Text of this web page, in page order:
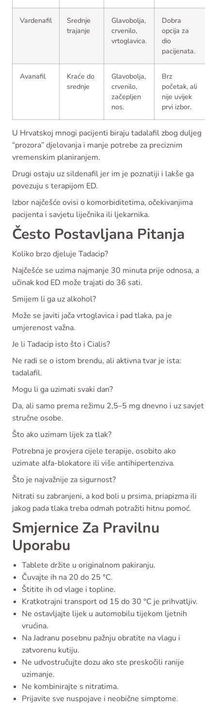
Vardenafil
Srednje
trajanje
Glavobolja,
crvenilo,
vrtoglavica.
Dobra
opcija za
dio
pacijenata.
Avanafil
Kraće do
srednje
Glavobolja,
crvenilo,
začepljen
nos.
Brz
početak, ali
nije uvijek
prvi izbor.
U Hrvatskoj mnogi pacijenti biraju tadalafil zbog duljeg
“prozora” djelovanja i manje potrebe za preciznim
vremenskim planiranjem.
Drugi ostaju uz sildenafil jer im je poznatiji i lakše ga
povezuju s terapijom ED.
Izbor najčešće ovisi o komorbiditetima, očekivanjima
pacijenta i savjetu liječnika ili ljekarnika.
Često Postavljana Pitanja
Koliko brzo djeluje Tadacip?
Najčešće se uzima najmanje 30 minuta prije odnosa, a
učinak kod ED može trajati do 36 sati.
Smijem li ga uz alkohol?
Može se javiti jača vrtoglavica i pad tlaka, pa je
umjerenost važna.
Je li Tadacip isto što i Cialis?
Ne radi se o istom brendu, ali aktivna tvar je ista:
tadalafil.
Mogu li ga uzimati svaki dan?
Da, ali samo prema režimu 2,5–5 mg dnevno i uz savjet
stručne osobe.
Što ako uzimam lijek za tlak?
Potrebna je provjera cijele terapije, osobito ako
uzimate alfa-blokatore ili više antihipertenziva.
Što je najvažnije za sigurnost?
Nitrati su zabranjeni, a kod boli u prsima, priapizma ili
jakog pada tlaka treba odmah potražiti hitnu pomoć.
Smjernice Za Pravilnu
Uporabu
Tablete držite u originalnom pakiranju.
Čuvajte ih na 20 do 25 °C.
Štitite ih od vlage i topline.
Kratkotrajni transport od 15 do 30 °C je prihvatljiv.
Ne ostavljajte lijek u automobilu tijekom ljetnih
vrućina.
Na Jadranu posebnu pažnju obratite na vlagu i
zatvorenu kutiju.
Ne udvostručujte dozu ako ste preskočili ranije
uzimanje.
Ne kombinirajte s nitratima.
Prijavite sve nuspojave i neobične simptome.